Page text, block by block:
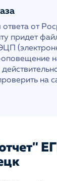
ответа от
придет
на